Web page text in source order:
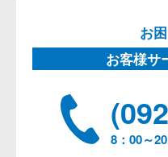
お
お客様サ
8：00～